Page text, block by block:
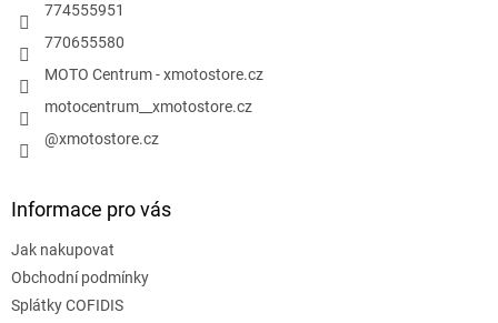
y
ý
774555951
770655580
MOTO Centrum - xmotostore.cz
motocentrum__xmotostore.cz
@xmotostore.cz
Informace pro vás
Jak nakupovat
Obchodní podmínky
Splátky COFIDIS